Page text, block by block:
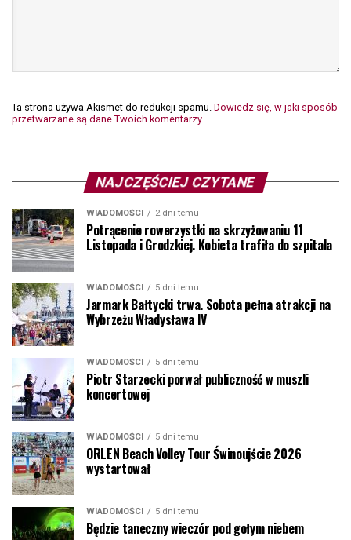
Ta strona używa Akismet do redukcji spamu. Dowiedz się, w jaki sposób
przetwarzane są dane Twoich komentarzy.
NAJCZĘŚCIEJ CZYTANE
WIADOMOŚCI 2 dni temu
Potrącenie rowerzystki na skrzyżowaniu 11
Listopada i Grodzkiej. Kobieta trafiła do szpitala
WIADOMOŚCI 5 dni temu
Jarmark Bałtycki trwa. Sobota pełna atrakcji na
Wybrzeżu Władysława IV
WIADOMOŚCI 5 dni temu
Piotr Starzecki porwał publiczność w muszli
koncertowej
WIADOMOŚCI 5 dni temu
ORLEN Beach Volley Tour Świnoujście 2026
wystartował
WIADOMOŚCI 5 dni temu
Będzie taneczny wieczór pod gołym niebem